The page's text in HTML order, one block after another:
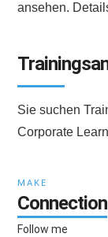
ansehen.
Sie suchen
Corporate
MAKE
Connection
Follow me